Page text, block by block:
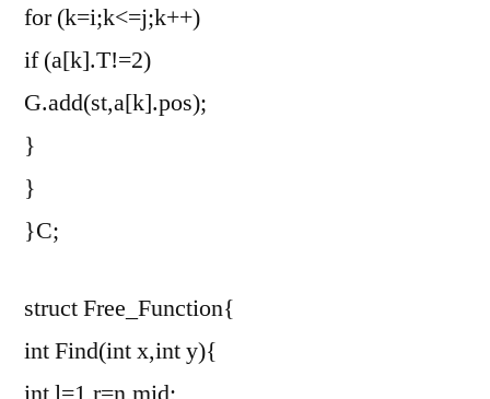
for (k=i;k<=j;k++)
if (a[k].T!=2)
G.add(st,a[k].pos);
}
}
}C;
struct Free_Function{
int Find(int x,int y){